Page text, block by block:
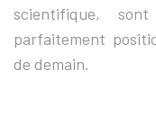
scientifique,
parfaitement
de demain.